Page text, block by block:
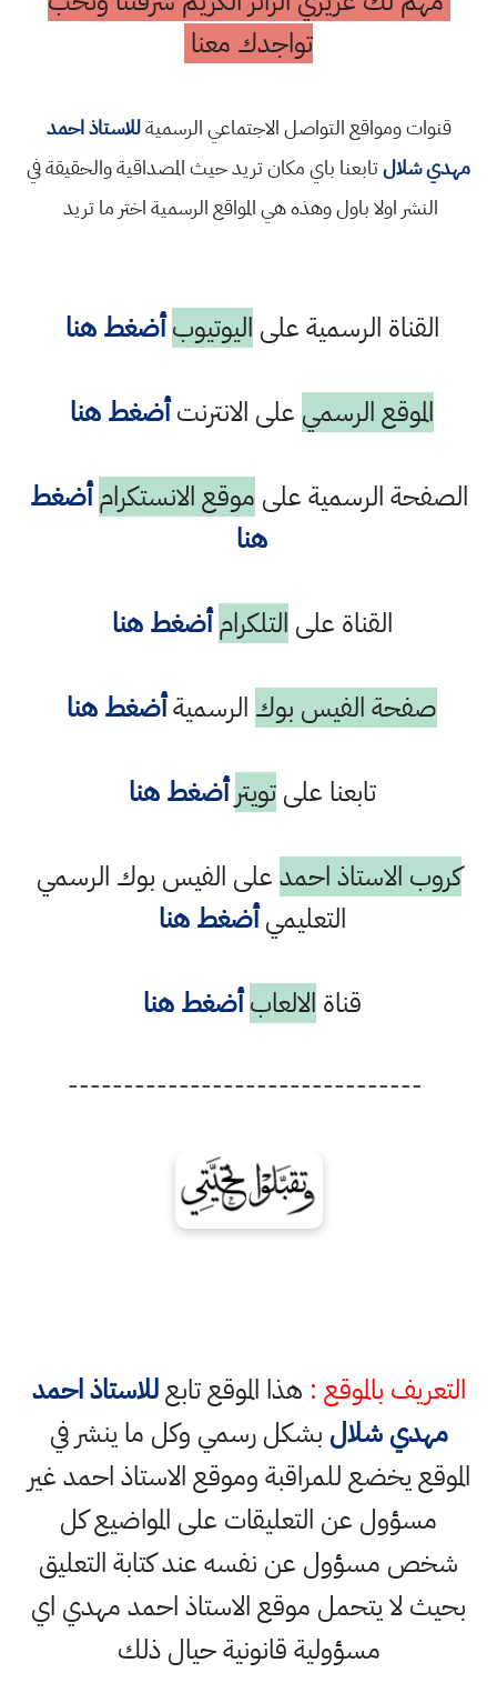
تواجدك معنا
قنوات ومواقع التواصل الاجتماعي الرسميةللاستاذ احمد
مهدي شلالتابعنا باي مكان تريد حيث المصداقية والحقيقة في
النشر اولا باول وهذه هي المواقع الرسمية اختر ما تريد
القناة الرسمية على اليوتيوب أضغط هنا
الموقع الرسمي على الانترنتأضغط هنا
الصفحة الرسمية على موقع الانستكرام أضغط
هنا
القناة على التلكرام أضغط هنا
صفحة الفيس بوك الرسميةأضغط هنا
تابعنا علىتويتر أضغط هنا
كروب الاستاذ احمدعلى الفيس بوك الرسمي
التعليميأضغط هنا
قناة الالعاب أضغط هنا
--------------------------------
التعريف بالموقع : هذا الموقع تابعللاستاذ احمد
مهدي شلال بشكل رسمي وكل ما ينشر في
الموقع يخضع للمراقبة وموقع الاستاذ احمد غير
مسؤول عن التعليقات على المواضيع كل
شخص مسؤول عن نفسه عند كتابة التعليق
بحيث لا يتحمل موقع الاستاذ احمد مهدي اي
مسؤولية قانونية حيال ذلك